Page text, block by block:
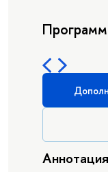
Аннотация